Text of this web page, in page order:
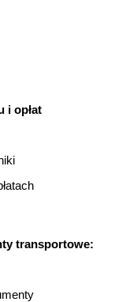
i opłat
transportowe: